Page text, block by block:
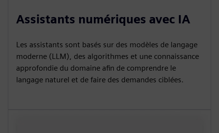
Assistants numériques avec IA
Les assistants sont basés sur des modèles de langage
moderne (LLM), des algorithmes et une connaissance
approfondie du domaine afin de comprendre le
langage naturel et de faire des demandes ciblées.